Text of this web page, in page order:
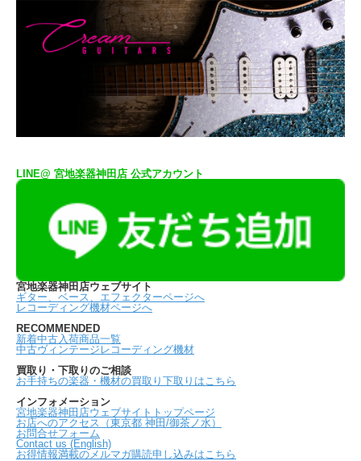
LINE@ 宮地楽器神田店 公式アカウント
宮地楽器神田店ウェブサイト
ギター、ベース、エフェクターページへ
レコーディング機材ページへ
RECOMMENDED
新着中古入荷商品一覧
中古ヴィンテージレコーディング機材
買取り・下取りのご相談
お手持ちの楽器・機材の買取り下取りはこちら
インフォメーション
宮地楽器神田店ウェブサイトトップページ
お店へのアクセス（東京都 神田/御茶ノ水）
お問合せフォーム
Contact us (English)
お得情報満載のメルマガ購読申し込みはこちら